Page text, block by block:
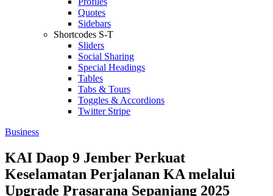
Quotes
Sidebars
Shortcodes S-T
Sliders
Social Sharing
Special Headings
Tables
Tabs & Tours
Toggles & Accordions
Twitter Stripe
Business
KAI Daop 9 Jember Perkuat
Keselamatan Perjalanan KA melalui
Upgrade Prasarana Sepanjang 2025